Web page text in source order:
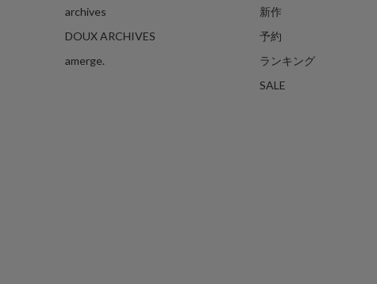
archives
DOUX ARCHIVES
amerge.
新作
予約
ランキング
SALE